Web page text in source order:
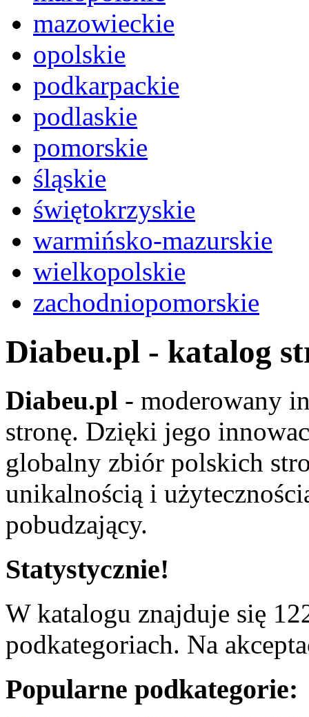
mazowieckie
opolskie
podkarpackie
podlaskie
pomorskie
śląskie
świętokrzyskie
warmińsko-mazurskie
wielkopolskie
zachodniopomorskie
Diabeu.pl - katalog
Diabeu.pl - moderowany
stronę. Dzięki jego
globalny zbiór polskich
unikalnością i
pobudzający.
Statystycznie!
W katalogu znajduje się
podkategoriach. Na
Popularne podkategorie: